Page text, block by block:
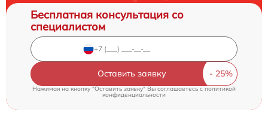
Бесплатная консультация со
специалистом
Оставить заявку
Нажимая на кнопку "Оставить заявку" Вы соглашаетесь cполитикой
конфиденциальности